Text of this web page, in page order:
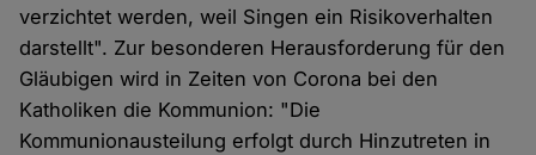
verzichtet werden, weil Singen ein Risikoverhalten
darstellt". Zur besonderen Herausforderung für den
Gläubigen wird in Zeiten von Corona bei den
Katholiken die Kommunion: "Die
Kommunionausteilung erfolgt durch Hinzutreten in